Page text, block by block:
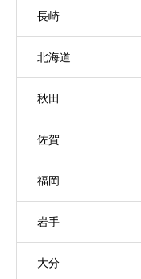
長崎
北海道
秋田
佐賀
福岡
岩手
大分